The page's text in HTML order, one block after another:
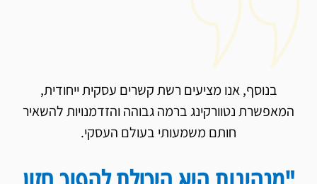
בנוסף, אנו מציעים רשת קשרים עסקית ייחודית,
המאפשרת נטוורקינג ברמה גבוהה והזדמנויות להשאיר
חותם משמעותי בעולם העסקי.